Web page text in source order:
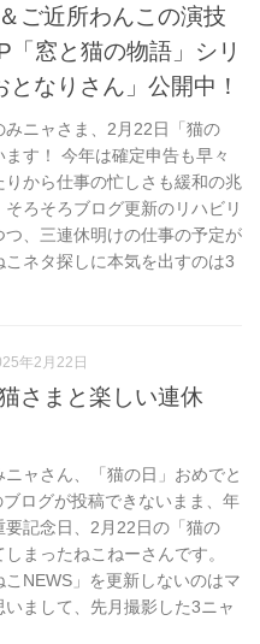
ご近所わんこの演技
「窓と猫の物語」シリ
なりさん」公開中！
みニャさま、2月22日「猫の
す！ 今年は確定申告も早々
りから仕事の忙しさも緩和の兆
ろそろブログ更新のリハビリ
、三連休明けの仕事の予定が
ネタ探しに本気を出すのは3
年2月22日
さまと楽しい連休
ャさん、「猫の日」おめでと
ログが投稿できないまま、年
要記念日、2月22日の「猫の
まったねこねーさんです。
NEWS」を更新しないのはマ
まして、先月撮影した3ニャ